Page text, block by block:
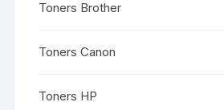
Toners Brother
Toners Canon
Toners HP